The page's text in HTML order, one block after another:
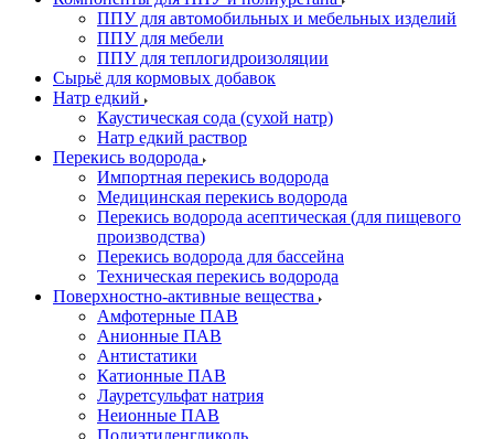
ППУ для автомобильных и мебельных изделий
ППУ для мебели
ППУ для теплогидроизоляции
Сырьё для кормовых добавок
Натр едкий
Каустическая сода (сухой натр)
Натр едкий раствор
Перекись водорода
Импортная перекись водорода
Медицинская перекись водорода
Перекись водорода асептическая (для пищевого
производства)
Перекись водорода для бассейна
Техническая перекись водорода
Поверхностно-активные вещества
Амфотерные ПАВ
Анионные ПАВ
Антистатики
Катионные ПАВ
Лауретсульфат натрия
Неионные ПАВ
Полиэтиленгликоль